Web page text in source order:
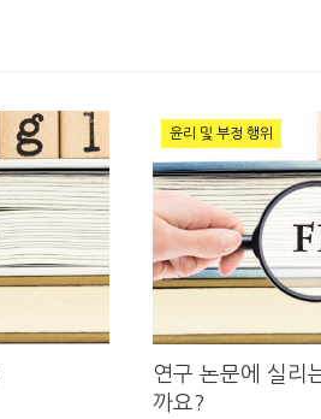
윤리 및 부정 행위
연구 논문에 실리
까요?